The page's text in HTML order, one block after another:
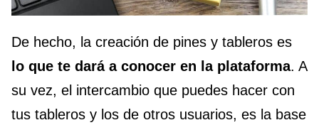
De hecho, la creación de pines y tableros es
lo que te dará a conocer en la plataforma. A
su vez, el intercambio que puedes hacer con
tus tableros y los de otros usuarios, es la base